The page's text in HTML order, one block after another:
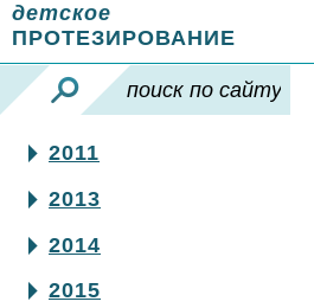
детское
ПРОТЕЗИРОВАНИЕ
2011
2013
2014
2015